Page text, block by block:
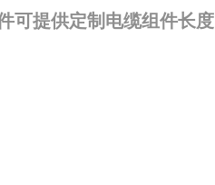
可提供定制电缆组件长度